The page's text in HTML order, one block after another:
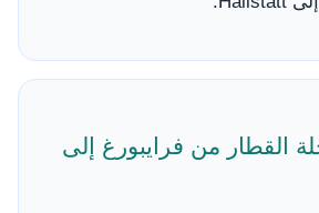
القطار من فرايبورغ إلى